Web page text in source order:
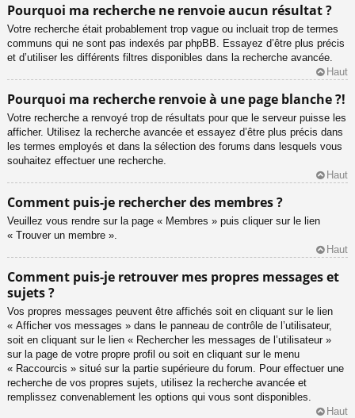
Pourquoi ma recherche ne renvoie aucun résultat ?
Votre recherche était probablement trop vague ou incluait trop de termes
communs qui ne sont pas indexés par phpBB. Essayez d’être plus précis
et d’utiliser les différents filtres disponibles dans la recherche avancée.
Haut
Pourquoi ma recherche renvoie à une page blanche ?!
Votre recherche a renvoyé trop de résultats pour que le serveur puisse les
afficher. Utilisez la recherche avancée et essayez d’être plus précis dans
les termes employés et dans la sélection des forums dans lesquels vous
souhaitez effectuer une recherche.
Haut
Comment puis-je rechercher des membres ?
Veuillez vous rendre sur la page « Membres » puis cliquer sur le lien
« Trouver un membre ».
Haut
Comment puis-je retrouver mes propres messages et
sujets ?
Vos propres messages peuvent être affichés soit en cliquant sur le lien
« Afficher vos messages » dans le panneau de contrôle de l’utilisateur,
soit en cliquant sur le lien « Rechercher les messages de l’utilisateur »
sur la page de votre propre profil ou soit en cliquant sur le menu
« Raccourcis » situé sur la partie supérieure du forum. Pour effectuer une
recherche de vos propres sujets, utilisez la recherche avancée et
remplissez convenablement les options qui vous sont disponibles.
Haut